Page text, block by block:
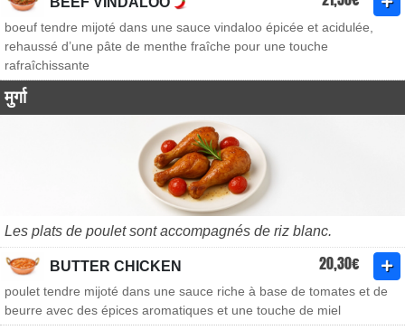
boeuf tendre mijoté dans une sauce vindaloo épicée et acidulée,
rehaussé d’une pâte de menthe fraîche pour une touche
rafraîchissante
मुर्गा
Les plats de poulet sont accompagnés de riz blanc.
BUTTER CHICKEN 20,30€
poulet tendre mijoté dans une sauce riche à base de tomates et de
beurre avec des épices aromatiques et une touche de miel